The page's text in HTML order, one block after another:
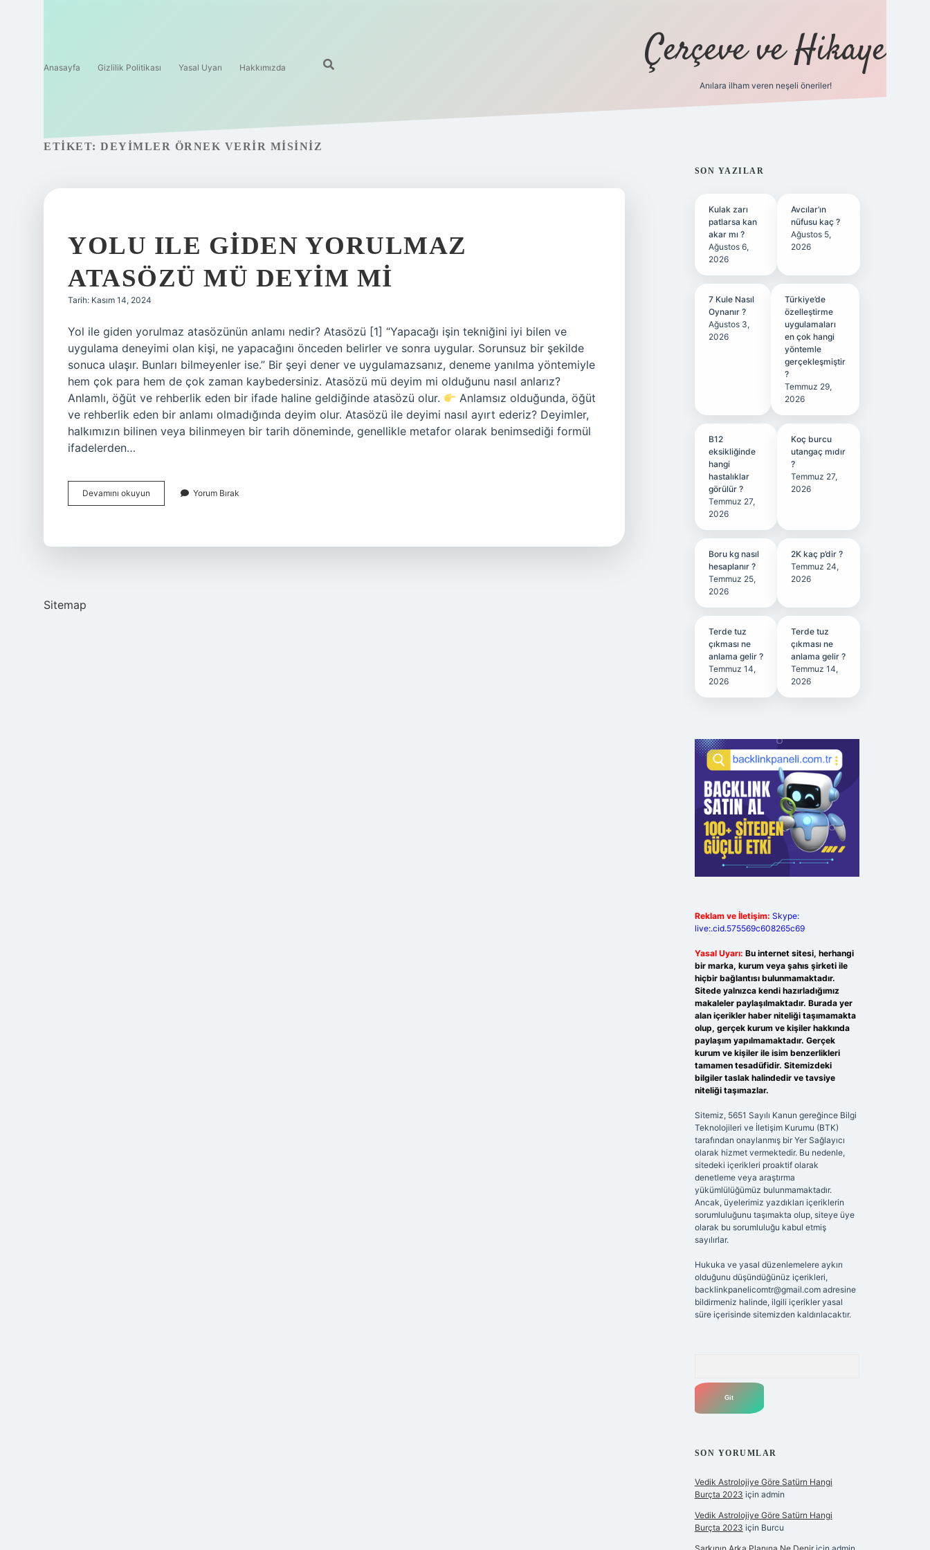
Anasayfa Gizlilik Politikası Yasal Uyarı Hakkımızda Çerçeve ve Hikaye
Anılara ilham veren neşeli öneriler!
ETIKET: DEYIMLER ÖRNEK VERIR MISINIZ
YOLU ILE GIDEN YORULMAZ
ATASÖZÜ MÜ DEYIM MI
Tarih: Kasım 14, 2024
Yol ile giden yorulmaz atasözünün anlamı nedir? Atasözü [1] “Yapacağı işin tekniğini iyi bilen ve
uygulama deneyimi olan kişi, ne yapacağını önceden belirler ve sonra uygular. Sorunsuz bir şekilde
sonuca ulaşır. Bunları bilmeyenler ise.” Bir şeyi dener ve uygulamazsanız, deneme yanılma yöntemiyle
hem çok para hem de çok zaman kaybedersiniz. Atasözü mü deyim mi olduğunu nasıl anlarız?
Anlamlı, öğüt ve rehberlik eden bir ifade haline geldiğinde atasözü olur.
Anlamsız olduğunda, öğüt
ve rehberlik eden bir anlamı olmadığında deyim olur. Atasözü ile deyimi nasıl ayırt ederiz? Deyimler,
halkımızın bilinen veya bilinmeyen bir tarih döneminde, genellikle metafor olarak benimsediği formül
ifadelerden…
Devamını okuyun
Ile
Yorum Bırak
Sitemap
SIDEBAR
SON YAZILAR
Kulak zarı
patlarsa kan
akar mı ?
Ağustos 6,
2026
Avcılar’ın
nüfusu kaç ?
Ağustos 5,
2026
7 Kule Nasıl
Oynanır ?
Ağustos 3,
2026
Türkiye’de
özelleştirme
uygulamaları
en çok hangi
yöntemle
gerçekleşmiştir
?
Temmuz 29,
2026
B12
eksikliğinde
hangi
hastalıklar
görülür ?
Temmuz 27,
2026
Koç burcu
utangaç mıdır
?
Temmuz 27,
2026
Boru kg nasıl
hesaplanır ?
Temmuz 25,
2026
2K kaç p’dir ?
Temmuz 24,
2026
Terde tuz
çıkması ne
anlama gelir ?
Temmuz 14,
2026
Terde tuz
çıkması ne
anlama gelir ?
Temmuz 14,
2026
Reklam ve İletişim: Skype:
live:.cid.575569c608265c69
Yasal Uyarı: Bu internet sitesi, herhangi
bir marka, kurum veya şahıs şirketi ile
hiçbir bağlantısı bulunmamaktadır.
Sitede yalnızca kendi hazırladığımız
makaleler paylaşılmaktadır. Burada yer
alan içerikler haber niteliği taşımamakta
olup, gerçek kurum ve kişiler hakkında
paylaşım yapılmamaktadır. Gerçek
kurum ve kişiler ile isim benzerlikleri
tamamen tesadüfidir. Sitemizdeki
bilgiler taslak halindedir ve tavsiye
niteliği taşımazlar.
Sitemiz, 5651 Sayılı Kanun gereğince Bilgi
Teknolojileri ve İletişim Kurumu (BTK)
tarafından onaylanmış bir Yer Sağlayıcı
olarak hizmet vermektedir. Bu nedenle,
sitedeki içerikleri proaktif olarak
denetleme veya araştırma
yükümlülüğümüz bulunmamaktadır.
Ancak, üyelerimiz yazdıkları içeriklerin
sorumluluğunu taşımakta olup, siteye üye
olarak bu sorumluluğu kabul etmiş
sayılırlar.
Hukuka ve yasal düzenlemelere aykırı
olduğunu düşündüğünüz içerikleri,
backlinkpanelicomtr@gmail.comadresine
bildirmeniz halinde, ilgili içerikler yasal
süre içerisinde sitemizden kaldırılacaktır.
SON YORUMLAR
Vedik Astrolojiye Göre Satürn Hangi
Burçta 2023 için admin
Vedik Astrolojiye Göre Satürn Hangi
Burçta 2023 için Burcu